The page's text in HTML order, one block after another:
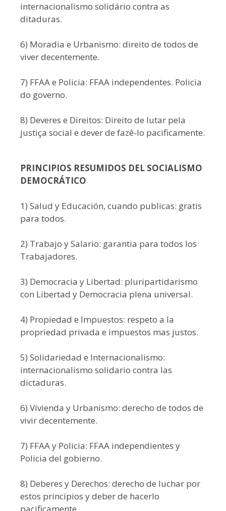
internacionalismo solidário contra as
ditaduras.
6) Moradia e Urbanismo: direito de todos de
viver decentemente.
7) FFAA e Policia: FFAA independentes. Policia
do governo.
8) Deveres e Direitos: Direito de lutar pela
justiça social e dever de fazê-lo pacificamente.
PRINCIPIOS RESUMIDOS DEL SOCIALISMO
DEMOCRÁTICO
1) Salud y Educación, cuando publicas: gratis
para todos.
2) Trabajo y Salario: garantia para todos los
Trabajadores.
3) Democracia y Libertad: pluripartidarismo
con Libertad y Democracia plena universal.
4) Propiedad e Impuestos: respeto a la
propriedad privada e impuestos mas justos.
5) Solidariedad e Internacionalismo:
internacionalismo solidario contra las
dictaduras.
6) Vivienda y Urbanismo: derecho de todos de
vivir decentemente.
7) FFAA y Policia: FFAA independientes y
Policia del gobierno.
8) Deberes y Derechos: derecho de luchar por
estos principios y deber de hacerlo